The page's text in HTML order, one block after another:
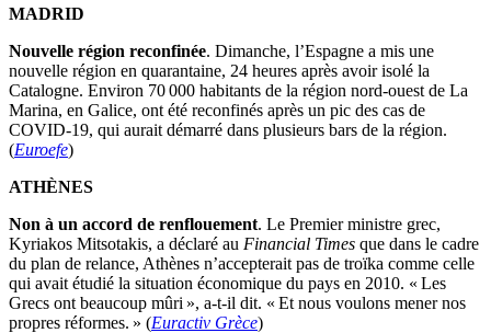
MADRID
Nouvelle région reconfinée. Dimanche, l’Espagne a mis une
nouvelle région en quarantaine, 24 heures après avoir isolé la
Catalogne. Environ 70 000 habitants de la région nord-ouest de La
Marina, en Galice, ont été reconfinés après un pic des cas de
COVID-19, qui aurait démarré dans plusieurs bars de la région.
(Euroefe)
ATHÈNES
Non à un accord de renflouement. Le Premier ministre grec,
Kyriakos Mitsotakis, a déclaré au Financial Times que dans le cadre
du plan de relance, Athènes n’accepterait pas de troïka comme celle
qui avait étudié la situation économique du pays en 2010. « Les
Grecs ont beaucoup mûri », a-t-il dit. « Et nous voulons mener nos
propres réformes. » (Euractiv Grèce)